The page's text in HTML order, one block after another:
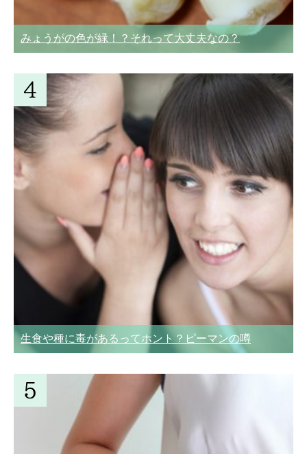
みょうがの色が緑！？それって大丈夫なの？
生食や種に毒があるってホント？ピーマンの噂